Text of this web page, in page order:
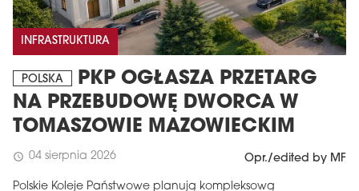
INFRASTRUKTURA
POLSKA
PKP OGŁASZA PRZETARG
NA PRZEBUDOWĘ DWORCA W
TOMASZOWIE MAZOWIECKIM
schedule 04 sierpnia 2026 Opr./edited by MF
Polskie Koleje Państwowe planują kompleksową